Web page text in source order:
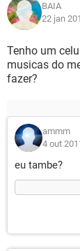
BAIA
22 jan
Tenho um
musicas do
fazer?
ammm
4 out
eu tambe?